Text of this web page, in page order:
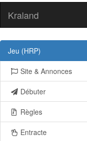
Kraland
Jeu (HRP)
Site & Annonces
Débuter
Règles
Entracte